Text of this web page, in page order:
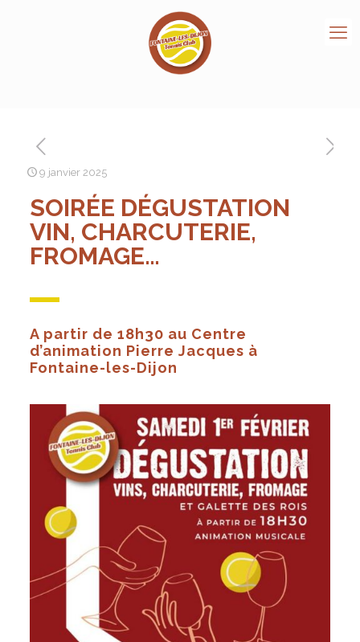
9 janvier 2025
SOIRÉE DÉGUSTATION
VIN, CHARCUTERIE,
FROMAGE…
A partir de 18h30 au Centre
d’animation Pierre Jacques à
Fontaine-les-Dijon